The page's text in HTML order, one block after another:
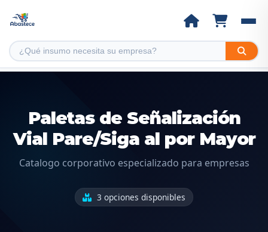
Paletas de Señalización
Vial Pare/Siga al por Mayor
Catalogo corporativo especializado para empresas
3 opciones disponibles